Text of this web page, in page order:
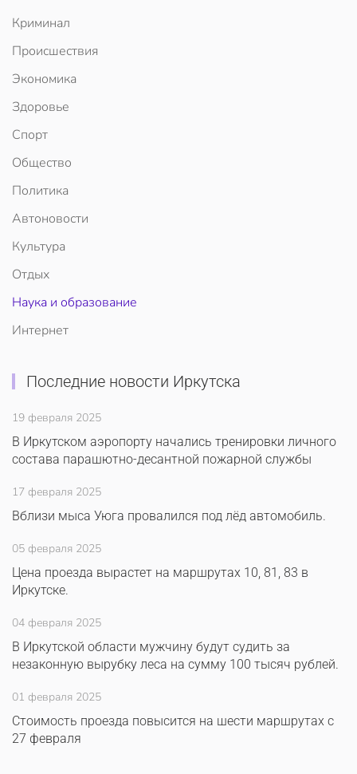
Криминал
Происшествия
Экономика
Здоровье
Спорт
Общество
Политика
Автоновости
Культура
Отдых
Наука и образование
Интернет
Последние новости Иркутска
19 февраля 2025
В Иркутском аэропорту начались тренировки личного
состава парашютно-десантной пожарной службы
17 февраля 2025
Вблизи мыса Уюга провалился под лёд автомобиль.
05 февраля 2025
Цена проезда вырастет на маршрутах 10, 81, 83 в
Иркутске.
04 февраля 2025
В Иркутской области мужчину будут судить за
незаконную вырубку леса на сумму 100 тысяч рублей.
01 февраля 2025
Стоимость проезда повысится на шести маршрутах с
27 февраля